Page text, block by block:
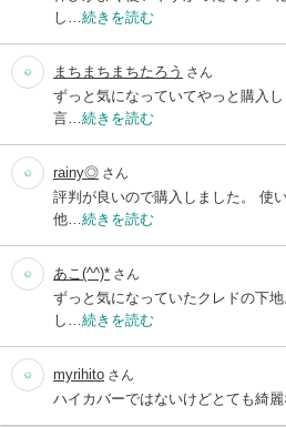
し… 続きを読む
まちまちまちたろう さん
ずっと気になっていてやっと購入
言… 続きを読む
rainy◎ さん
評判が良いので購入しました。 使
他… 続きを読む
あこ(^^)* さん
ずっと気になっていたクレドの下
し… 続きを読む
myrihito さん
ハイカバーではないけどとても綺